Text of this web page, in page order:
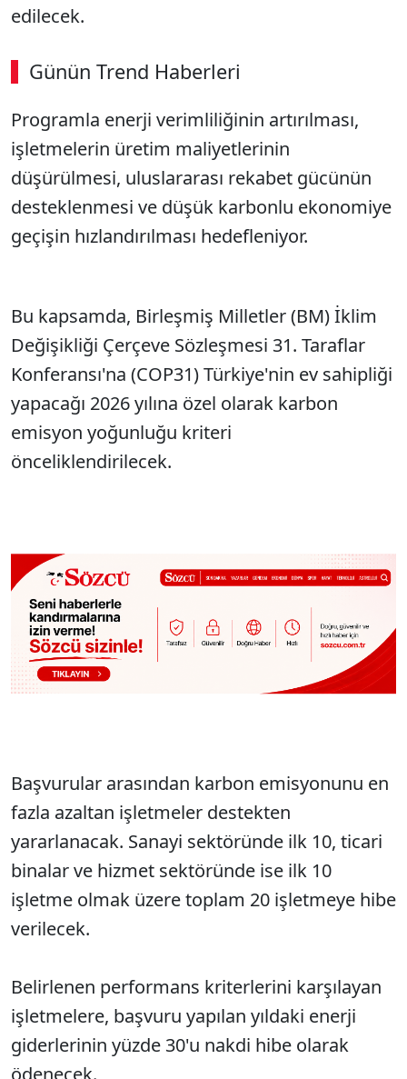
edilecek.
Günün Trend Haberleri
00:02 / 09:15
Sesi Aç
Programla enerji verimliliğinin artırılması,
işletmelerin üretim maliyetlerinin
düşürülmesi, uluslararası rekabet gücünün
desteklenmesi ve düşük karbonlu ekonomiye
geçişin hızlandırılması hedefleniyor.
Bu kapsamda, Birleşmiş Milletler (BM) İklim
Değişikliği Çerçeve Sözleşmesi 31. Taraflar
Konferansı'na (COP31) Türkiye'nin ev sahipliği
yapacağı 2026 yılına özel olarak karbon
emisyon yoğunluğu kriteri
önceliklendirilecek.
Başvurular arasından karbon emisyonunu en
fazla azaltan işletmeler destekten
yararlanacak. Sanayi sektöründe ilk 10, ticari
binalar ve hizmet sektöründe ise ilk 10
işletme olmak üzere toplam 20 işletmeye hibe
verilecek.
Belirlenen performans kriterlerini karşılayan
işletmelere, başvuru yapılan yıldaki enerji
giderlerinin yüzde 30'u nakdi hibe olarak